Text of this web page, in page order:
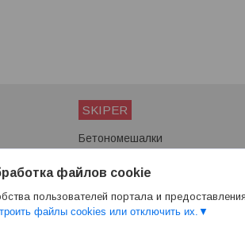
SKIPER
Бетономешалки
Снегоуборщики
файлов cookie
пользователей портала и
файлы cookies или отключить их.